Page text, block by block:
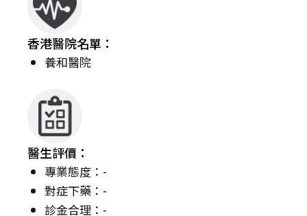
香港醫院名單：
養和醫院
醫生評價：
專業態度：-
對症下藥：-
診金合理：-